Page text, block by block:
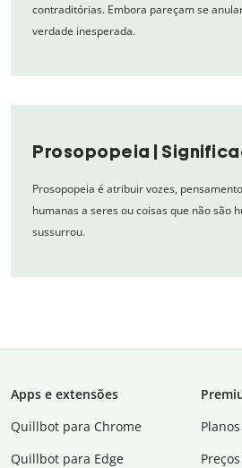
contraditórias. Embora pareçam se
verdade inesperada.
Prosopopeia |
Prosopopeia é atribuir vozes,
humanas a seres ou coisas que não são
sussurrou.
Apps e extensões
Quillbot para Chrome
Quillbot para Edge
Planos
Preços